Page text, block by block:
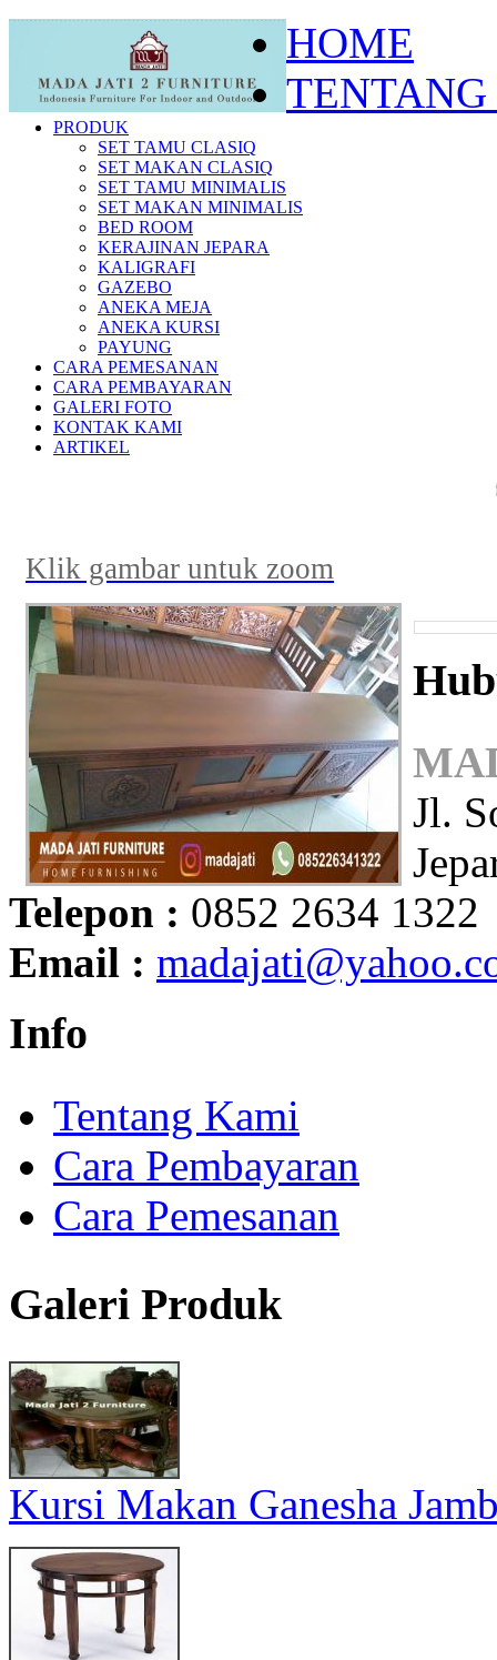
HOME
PRODUK
SET TAMU CLASIQ
SET MAKAN CLASIQ
SET TAMU MINIMALIS
SET MAKAN MINIMALIS
BED ROOM
KERAJINAN JEPARA
KALIGRAFI
GAZEBO
ANEKA MEJA
ANEKA KURSI
PAYUNG
CARA PEMESANAN
CARA PEMBAYARAN
GALERI FOTO
KONTAK KAMI
ARTIKEL
Klik gambar untuk zoom
Jl.
Telepon : 0852 2634 1322
Email :
Info
Tentang Kami
Cara Pembayaran
Cara Pemesanan
Galeri Produk
Kursi Makan Ganesha